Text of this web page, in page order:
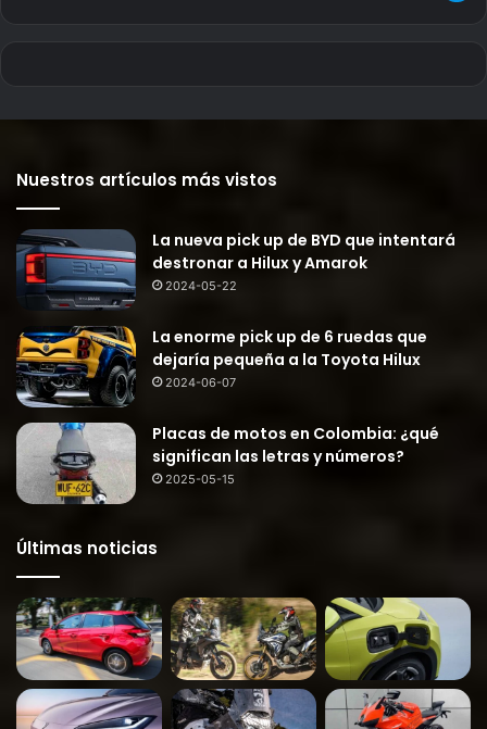
Nuestros artículos más vistos
La nueva pick up de BYD que intentará
destronar a Hilux y Amarok
2024-05-22
La enorme pick up de 6 ruedas que
dejaría pequeña a la Toyota Hilux
2024-06-07
Placas de motos en Colombia: ¿qué
significan las letras y números?
2025-05-15
Últimas noticias